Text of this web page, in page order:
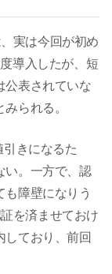
実は今回が初め
導入したが、短
公表されていな
られる。
きになるた
い。一方で、認
障壁になりう
を済ませておけ
しており、前回